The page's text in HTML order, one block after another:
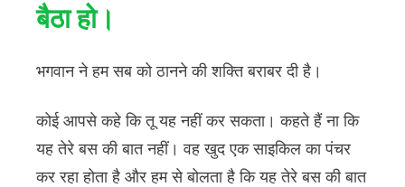
बैठा हो।
भगवान ने हम सब को ठानने की शक्ति बराबर दी है।
कोई आपसे कहे कि तू यह नहीं कर सकता। कहते हैं ना कि
यह तेरे बस की बात नहीं। वह खुद एक साइकिल का पंचर
कर रहा होता है और हम से बोलता है कि यह तेरे बस की बात